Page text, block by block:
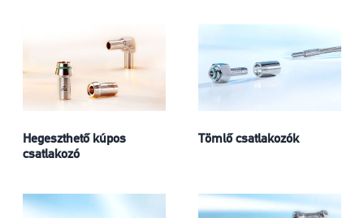
Hegeszthető kúpos
csatlakozó
Tömlő csatlakozók